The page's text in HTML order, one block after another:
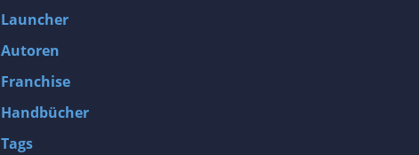
Launcher
Autoren
Franchise
Handbücher
Tags